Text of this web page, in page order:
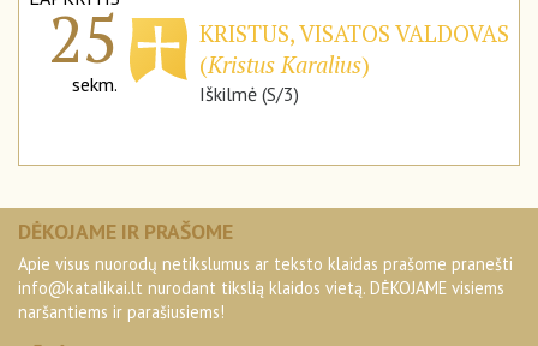
25
sekm.
KRISTUS, VISATOS VALDOVAS
(Kristus Karalius)
Iškilmė (S/3)
DĖKOJAME IR PRAŠOME
Apie visus nuorodų netikslumus ar teksto klaidas prašome pranešti
info@katalikai.lt nurodant tikslią klaidos vietą. DĖKOJAME visiems
naršantiems ir parašiusiems!